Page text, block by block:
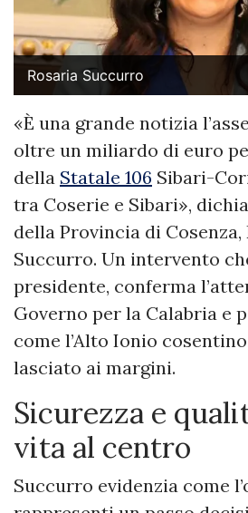
Rosaria Succurro
«È una grande notizia
oltre un miliardo di euro
della Statale 106 Sibari-
tra Coserie e Sibari»,
della Provincia di Cosenza,
Succurro. Un intervento
presidente, conferma
Governo per la Calabria e
come l’Alto Ionio
lasciato ai margini.
Sicurezza e
vita al centro
Succurro evidenzia come